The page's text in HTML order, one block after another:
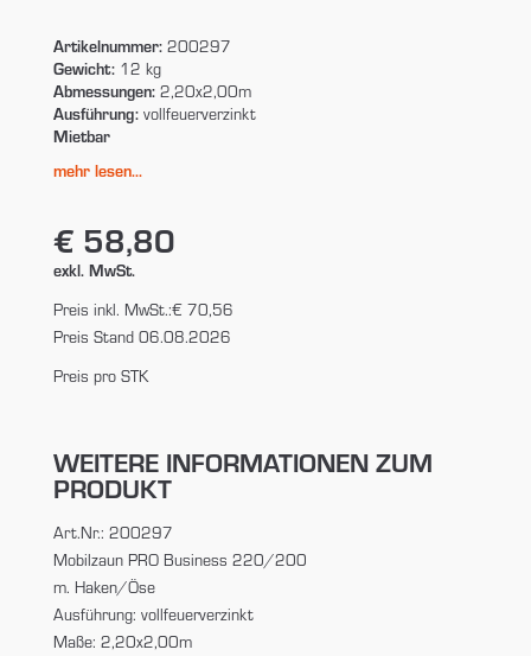
Artikelnummer:200297
Gewicht:12 kg
Abmessungen:2,20x2,00m
Ausführung:vollfeuerverzinkt
Mietbar
mehr lesen...
€ 58,80
exkl. MwSt.
Preis inkl. MwSt.:€ 70,56
Preis Stand 06.08.2026
Preis pro STK
WEITERE INFORMATIONEN ZUM
PRODUKT
Art.Nr.: 200297
Mobilzaun PRO Business 220/200
m. Haken/Öse
Ausführung: vollfeuerverzinkt
Maße: 2,20x2,00m